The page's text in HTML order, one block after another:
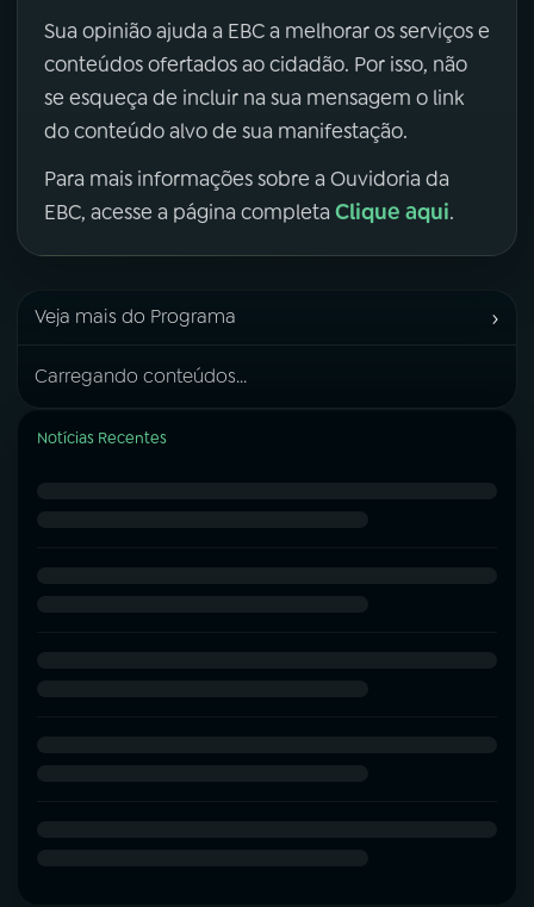
Sua opinião ajuda a EBC a melhorar os serviços e
conteúdos ofertados ao cidadão. Por isso, não
se esqueça de incluir na sua mensagem o link
do conteúdo alvo de sua manifestação.
Para mais informações sobre a Ouvidoria da
EBC, acesse a página completa Clique aqui.
Veja mais do Programa ›
Carregando conteúdos...
Notícias Recentes